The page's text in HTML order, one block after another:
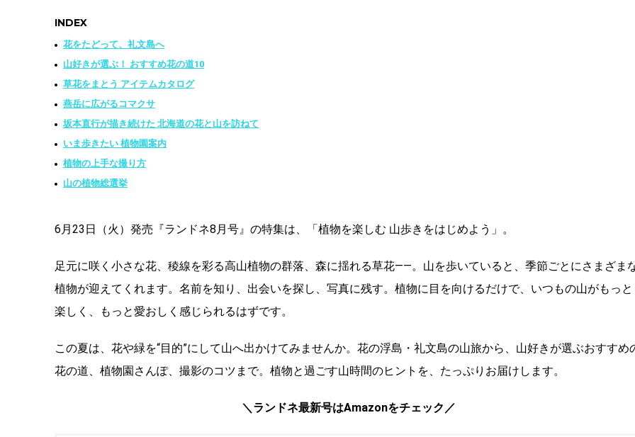
INDEX
花をたどって、礼文島へ
山好きが選ぶ！ おすすめ花の道10
草花をまとう アイテムカタログ
燕岳に広がるコマクサ
坂本直行が描き続けた 北海道の花と山を訪ねて
いま歩きたい 植物園案内
植物の上手な撮り方
山の植物総選挙
6月23日（火）発売『ランドネ8月号』の特集は、「植物を楽しむ 山歩きをはじめよう」。
足元に咲く小さな花、稜線を彩る高山植物の群落、森に揺れる草花――。山を歩いていると、季節ごとにさまざま
植物が迎えてくれます。名前を知り、出会いを探し、写真に残す。植物に目を向けるだけで、いつもの山がもっと
楽しく、もっと愛おしく感じられるはずです。
この夏は、花や緑を“目的”にして山へ出かけてみませんか。花の浮島・礼文島の山旅から、山好きが選ぶおすすめ
花の道、植物園さんぽ、撮影のコツまで。植物と過ごす山時間のヒントを、たっぷりお届けします。
＼ランドネ最新号はAmazonをチェック／